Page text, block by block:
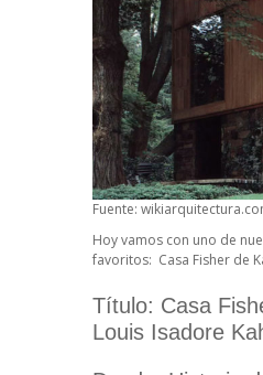
Fuente:
Hoy vamos con uno de
favoritos: Casa Fisher de
Título: Casa
Louis Isadore